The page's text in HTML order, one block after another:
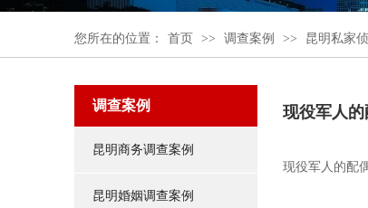
您所在的位置： 首页 >> 调查案例 >> 昆明私家
调查案例
昆明商务调查案例
昆明婚姻调查案例
现役军人
现役军人的配